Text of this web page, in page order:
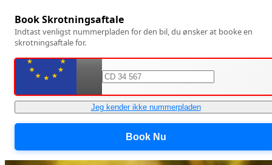
Book Skrotningsaftale
Indtast venligst nummerpladen for den bil, du ønsker at booke en
skrotningsaftale for.
Jeg kender ikke nummerpladen
Book Nu